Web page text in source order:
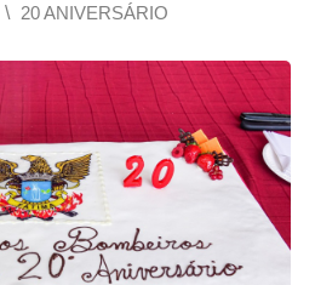
\ 20 ANIVERSÁRIO